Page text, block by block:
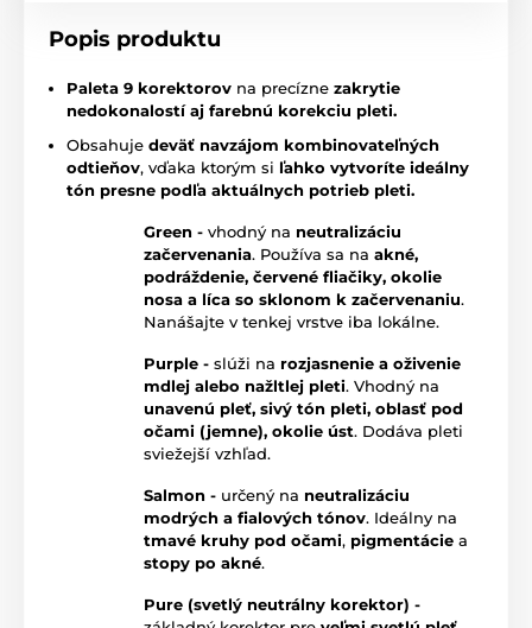
Popis produktu
Paleta 9 korektorov na precízne zakrytie
nedokonalostí aj farebnú korekciu pleti.
Obsahuje deväť navzájom kombinovateľných
odtieňov, vďaka ktorým si ľahko vytvoríte ideálny
tón presne podľa aktuálnych potrieb pleti.
Green - vhodný na neutralizáciu
začervenania. Používa sa na akné,
podráždenie, červené fliačiky, okolie
nosa a líca so sklonom k začervenaniu.
Nanášajte v tenkej vrstve iba lokálne.
Purple - slúži na rozjasnenie a oživenie
mdlej alebo nažltlej pleti. Vhodný na
unavenú pleť, sivý tón pleti, oblasť pod
očami (jemne), okolie úst. Dodáva pleti
sviežejší vzhľad.
Salmon - určený na neutralizáciu
modrých a fialových tónov. Ideálny na
tmavé kruhy pod očami, pigmentácie a
stopy po akné.
Pure (svetlý neutrálny korektor) -